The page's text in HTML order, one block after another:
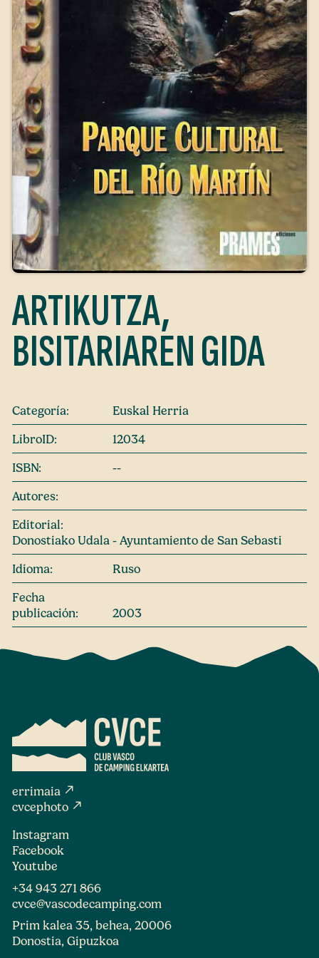
ARTIKUTZA,
BISITARIAREN GIDA
Categoría:
Euskal Herria
LibroID:
12034
ISBN:
--
Autores:
Editorial:
Donostiako Udala - Ayuntamiento de San Sebasti
Idioma:
Ruso
Fecha
publicación:
2003
errimaia north_east
cvcephoto north_east
Instagram
Facebook
Youtube
+34 943 271 866
cvce@vascodecamping.com
Prim kalea 35, behea, 20006
Donostia, Gipuzkoa